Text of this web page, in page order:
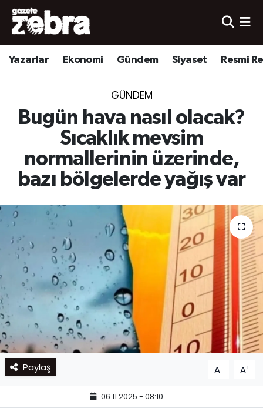
Yazarlar Ekonomi Gündem Siyaset Resmi
GÜNDEM
Bugün hava nasıl olacak?
Sıcaklık mevsim
normallerinin üzerinde,
bazı bölgelerde yağış var
Paylaş A- A+
06.11.2025 - 08:10
Yazarlar
Ekonomi
Spor
Nöbetçi Eczaneler
Hava Durumu
Süper Lig Puan Durumu ve Fikstür
Tüm Manşetler
Haber Arşivi